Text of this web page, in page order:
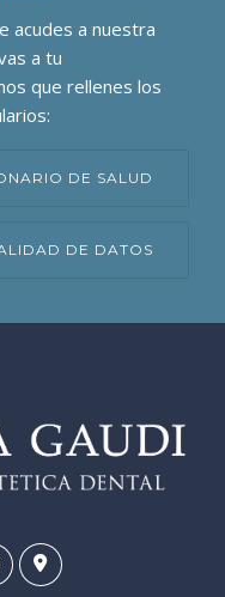
acudes a nuestra
a tu
que rellenes los
DE SALUD
DE DATOS